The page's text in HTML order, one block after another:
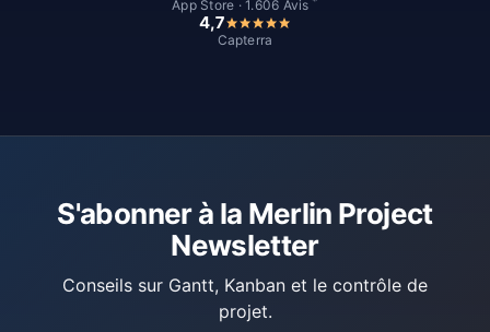
App Store · 1.606 Avis
4,7
Capterra
S'abonner à la Merlin Project
Newsletter
Conseils sur Gantt, Kanban et le contrôle de
projet.